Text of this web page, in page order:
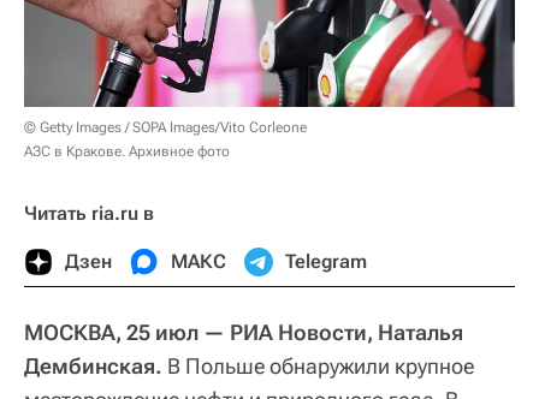
© Getty Images / SOPA Images/Vito Corleone
АЗС в Кракове. Архивное фото
Читать ria.ru в
Дзен МАКС Telegram
МОСКВА, 25 июл — РИА Новости, Наталья
Дембинская. В Польше обнаружили крупное